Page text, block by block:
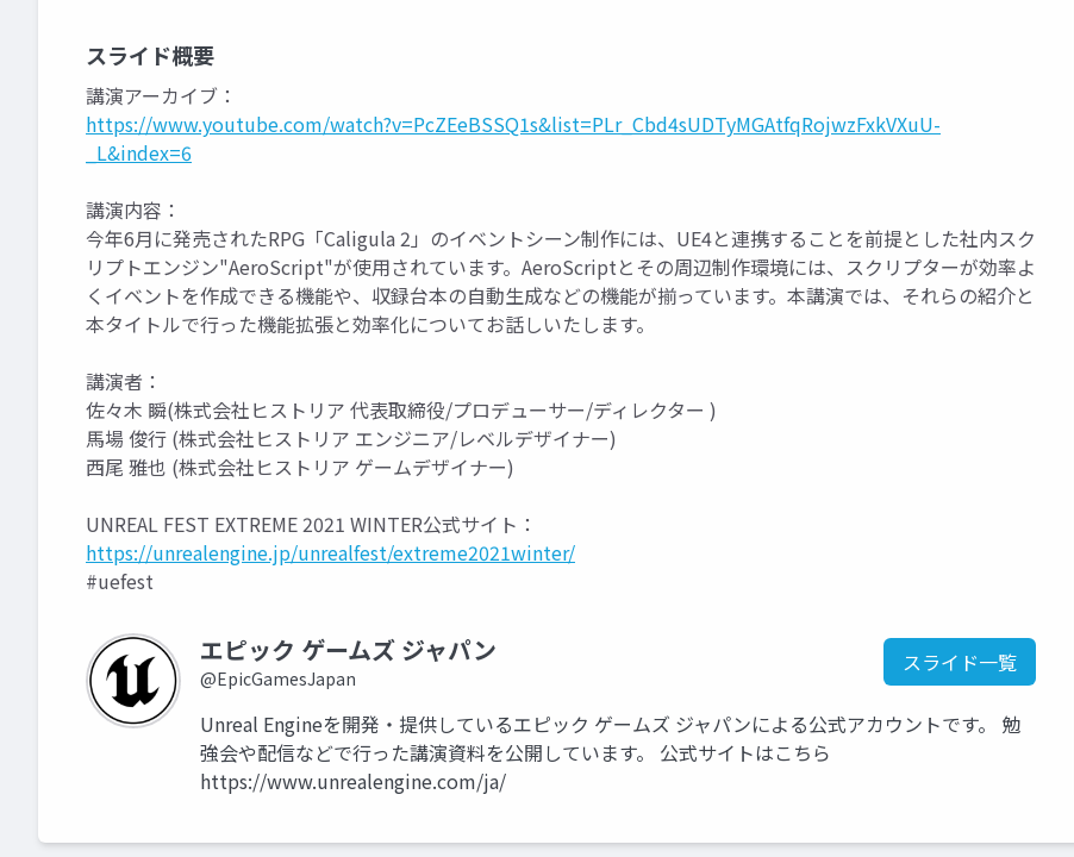
スライド概要
講演アーカイブ：
https://www.youtube.com/watch?v=PcZEeBSSQ1s&list=PLr_Cbd4sUDTyMGAtfqRojwzFxkVXuU-
_L&index=6
講演内容：
今年6月に発売されたRPG「Caligula 2」のイベントシーン制作には、UE4と連携することを前提とした社内スク
リプトエンジン"AeroScript"が使用されています。AeroScriptとその周辺制作環境には、スクリプターが効率よ
くイベントを作成できる機能や、収録台本の自動生成などの機能が揃っています。本講演では、それらの紹介と
本タイトルで行った機能拡張と効率化についてお話しいたします。
講演者：
佐々木 瞬(株式会社ヒストリア 代表取締役/プロデューサー/ディレクター )
馬場 俊行 (株式会社ヒストリア エンジニア/レベルデザイナー)
西尾 雅也 (株式会社ヒストリア ゲームデザイナー)
UNREAL FEST EXTREME 2021 WINTER公式サイト：
https://unrealengine.jp/unrealfest/extreme2021winter/
#uefest
エピック ゲームズ ジャパン
@EpicGamesJapan
スライド一覧
Unreal Engineを開発・提供しているエピック ゲームズ ジャパンによる公式アカウントです。 勉
強会や配信などで行った講演資料を公開しています。 公式サイトはこちら
https://www.unrealengine.com/ja/